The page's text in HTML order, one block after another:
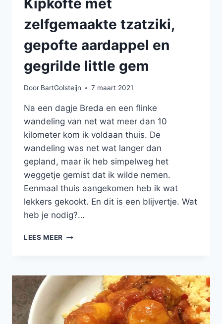
Kipkofte met
zelfgemaakte tzatziki,
gepofte aardappel en
gegrilde little gem
Door BartGolsteijn 7 maart 2021
Na een dagje Breda en een flinke
wandeling van net wat meer dan 10
kilometer kom ik voldaan thuis. De
wandeling was net wat langer dan
gepland, maar ik heb simpelweg het
weggetje gemist dat ik wilde nemen.
Eenmaal thuis aangekomen heb ik wat
lekkers gekookt. En dit is een blijvertje. Wat
heb je nodig?…
LEES MEER KIPKOFTE
GEPOFTE
AARDAPPEL
EN
GEGRILDE
LITTLE